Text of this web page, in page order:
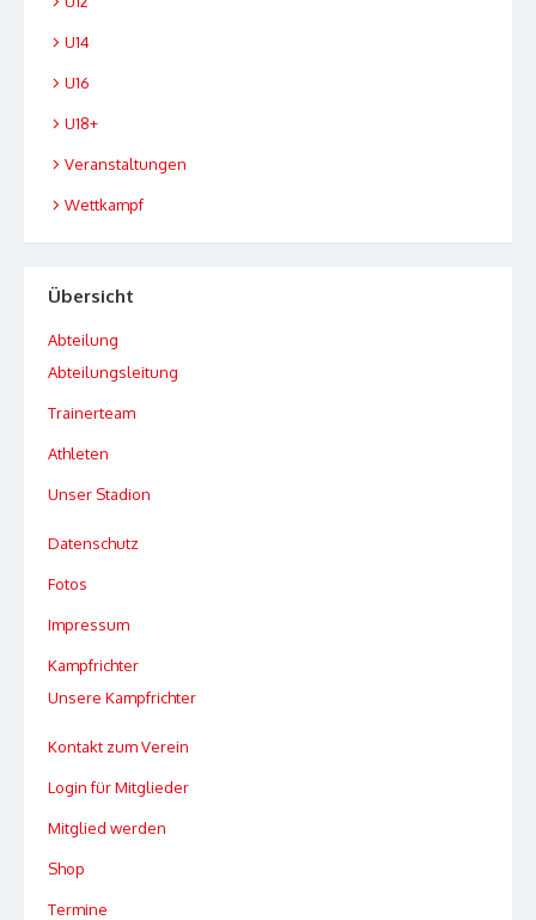
U14
U16
U18+
Veranstaltungen
Wettkampf
Übersicht
Abteilung
Abteilungsleitung
Trainerteam
Athleten
Unser Stadion
Datenschutz
Fotos
Impressum
Kampfrichter
Unsere Kampfrichter
Kontakt zum Verein
Login für Mitglieder
Mitglied werden
Shop
Termine